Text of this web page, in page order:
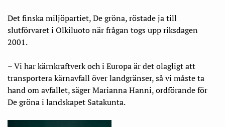
Det finska miljöpartiet, De gröna, röstade ja till
slutförvaret i Olkiluoto när frågan togs upp riksdagen
2001.
– Vi har kärnkraftverk och i Europa är det olagligt att
transportera kärnavfall över landgränser, så vi måste ta
hand om avfallet, säger Marianna Hanni, ordförande för
De gröna i landskapet Satakunta.